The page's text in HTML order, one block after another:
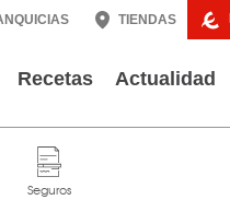
TIENDAS
Recetas Actualidad